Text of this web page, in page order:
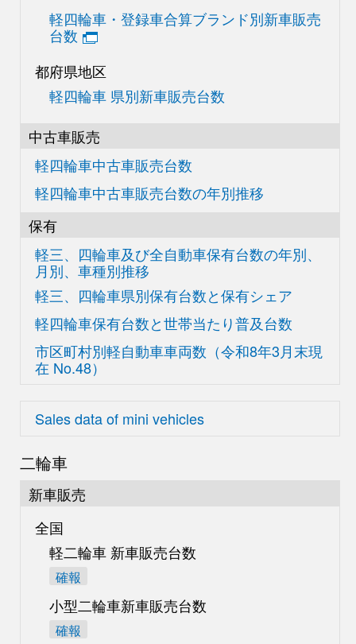
軽四輪車・登録車合算ブランド別新車販売
台数
都府県地区
軽四輪車 県別新車販売台数
中古車販売
軽四輪車中古車販売台数
軽四輪車中古車販売台数の年別推移
保有
軽三、四輪車及び全自動車保有台数の年別、
月別、車種別推移
軽三、四輪車県別保有台数と保有シェア
軽四輪車保有台数と世帯当たり普及台数
市区町村別軽自動車車両数 （令和8年3月末現
在 No.48）
Sales data of mini vehicles
二輪車
新車販売
全国
軽二輪車 新車販売台数
確報
小型二輪車新車販売台数
確報